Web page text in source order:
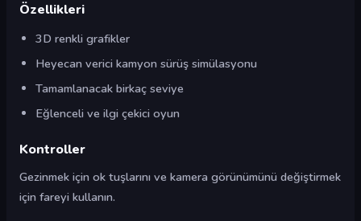
Özellikleri
3D renkli grafikler
Heyecan verici kamyon sürüş simülasyonu
Tamamlanacak birkaç seviye
Eğlenceli ve ilgi çekici oyun
Kontroller
Gezinmek için ok tuşlarını ve kamera görünümünü değiştirmek
için fareyi kullanın.